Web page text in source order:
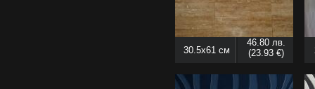
30.5x61 см
46.80 лв.
(23.93 €)